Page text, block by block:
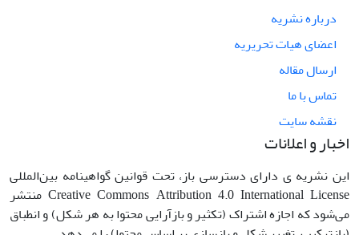
درباره نشریه
اعضای هیات تحریریه
ارسال مقاله
تماس با ما
نقشه سایت
اخبار و اعلانات
این نشریه ی دارای دسترسی باز، تحت قوانین گواهینامه بین‌المللی
Creative Commons Attribution 4.0 International License منتشر
می‌شود که اجازه اشتراک (تکثیر و بازآرایی محتوا به هر شکل) و انطباق